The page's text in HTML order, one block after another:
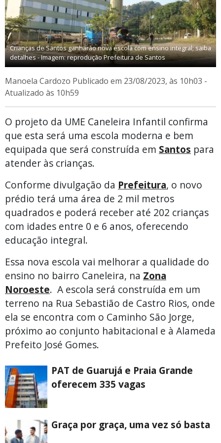
Crianças de Santos ganharão nova escola com ensino integral; saiba
detalhes - Imagem: reprodução Prefeitura de Santos
Manoela Cardozo Publicado em 23/08/2023, às 10h03 -
Atualizado às 10h59
O projeto da UME Caneleira Infantil confirma
que esta será uma escola moderna e bem
equipada que será construída em Santos para
atender às crianças.
Conforme divulgação da Prefeitura, o novo
prédio terá uma área de 2 mil metros
quadrados e poderá receber até 202 crianças
com idades entre 0 e 6 anos, oferecendo
educação integral.
Essa nova escola vai melhorar a qualidade do
ensino no bairro Caneleira, na Zona
Noroeste. A escola será construída em um
terreno na Rua Sebastião de Castro Rios, onde
ela se encontra com o Caminho São Jorge,
próximo ao conjunto habitacional e à Alameda
Prefeito José Gomes.
PAT de Guarujá e Praia Grande
oferecem 335 vagas
Graça por graça, uma vez só basta